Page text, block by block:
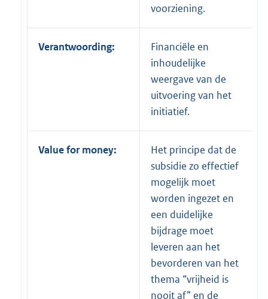
voorziening.
Verantwoording:
Financiële en
inhoudelijke
weergave van de
uitvoering van het
initiatief.
Value for money:
Het principe dat de
subsidie zo effectief
mogelijk moet
worden ingezet en
een duidelijke
bijdrage moet
leveren aan het
bevorderen van het
thema “vrijheid is
nooit af” en de